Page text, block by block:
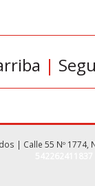
|
Calle 55 Nº 1774,